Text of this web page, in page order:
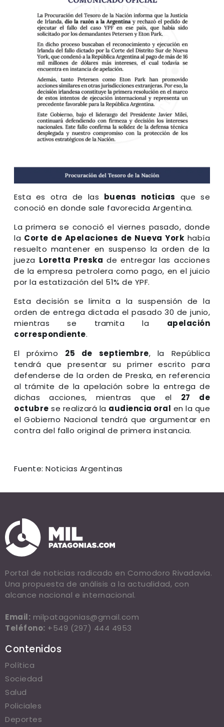
Esta es otra de las buenas noticias que se
conoció en donde sale favorecida Argentina.
La primera se conoció el viernes pasado, donde
la Corte de Apelaciones de Nueva York había
resuelto mantener en suspenso la orden de la
jueza Loretta Preska de entregar las acciones
de la empresa petrolera como pago, en el juicio
por la estatización del 51% de YPF.
Esta decisión se limita a la suspensión de la
orden de entrega dictada el pasado 30 de junio,
mientras se tramita la apelación
correspondiente.
El próximo 25 de septiembre, la República
tendrá que presentar su primer escrito para
defenderse de la orden de Preska, en referencia
al trámite de la apelación sobre la entrega de
dichas acciones, mientras que el 27 de
octubre se realizará la audiencia oral en la que
el Gobierno Nacional tendrá que argumentar en
contra del fallo original de primera instancia.
Fuente: Noticias Argentinas
Portal de noticias radicado en Comodoro Rivadavia.
Una propuesta de análisis a la actualidad, con
alcance nacional e internacional.
Email: milpatagonias@gmail.com
Teléfono: +549 (297) 444 4953
Contenidos
Política
Sociedad
Salud
Policiales
Deportes